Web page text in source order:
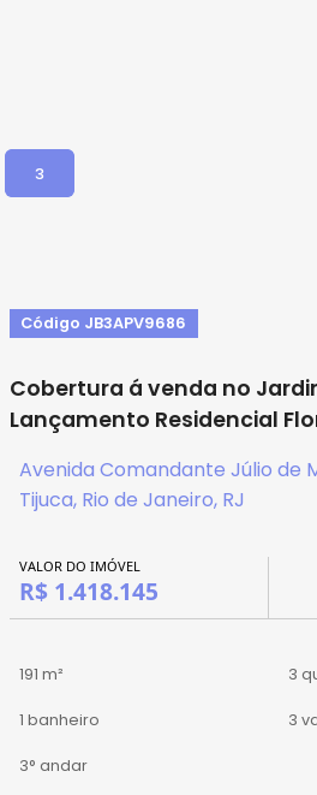
3
Código JB3APV9686
Cobertura á venda no
Lançamento Residencial
Avenida Comandante Júlio de
Tijuca, Rio de Janeiro, RJ
VALOR DO IMÓVEL
R$ 1.418.145
191 m² 3
1 banheiro 3
3° andar